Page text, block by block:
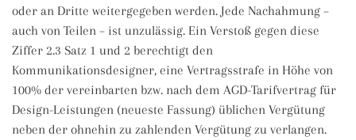
oder an Dritte weitergegeben werden. Jede Nachahmung –
auch von Teilen – ist unzulässig. Ein Verstoß gegen diese
Ziffer 2.3 Satz 1 und 2 berechtigt den
Kommunikationsdesigner, eine Vertragsstrafe in Höhe von
100% der vereinbarten bzw. nach dem AGD-Tarifvertrag für
Design-Leistungen (neueste Fassung) üblichen Vergütung
neben der ohnehin zu zahlenden Vergütung zu verlangen.